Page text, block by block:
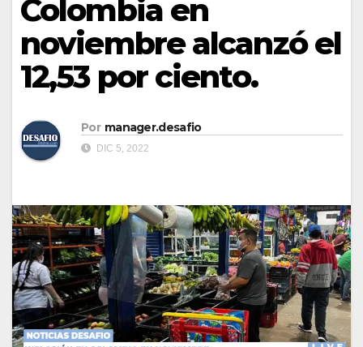
Colombia en
noviembre alcanzó el
12,53 por ciento.
Por manager.desafio
DIC 5, 2022